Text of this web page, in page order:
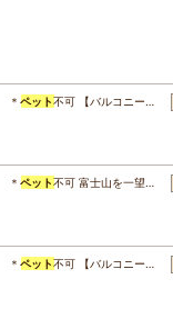
＊ペット不可 【バルコニー…
＊ペット不可 富士山を一望…
＊ペット不可 【バルコニー…